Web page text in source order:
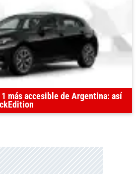
más accesible de Argentina: así